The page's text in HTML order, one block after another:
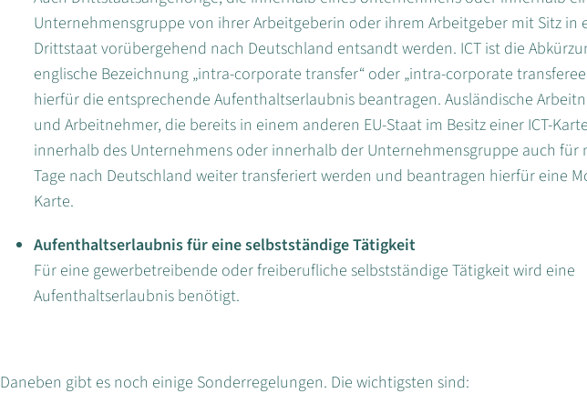
Unternehmensgruppe von ihrer Arbeitgeberin oder ihrem Arbeitgeber mit Sitz in
Drittstaat vorübergehend nach Deutschland entsandt werden. ICT ist die
englische Bezeichnung „intra-corporate transfer“ oder „intra-corporate
hierfür die entsprechende Aufenthaltserlaubnis beantragen. Ausländische
und Arbeitnehmer, die bereits in einem anderen EU-Staat im Besitz einer ICT-
innerhalb des Unternehmens oder innerhalb der Unternehmensgruppe auch für
Tage nach Deutschland weiter transferiert werden und beantragen hierfür eine
Karte.
Aufenthaltserlaubnis für eine selbstständige Tätigkeit
Für eine gewerbetreibende oder freiberufliche selbstständige Tätigkeit wird eine
Aufenthaltserlaubnis benötigt.
Daneben gibt es noch einige Sonderregelungen. Die wichtigsten sind: